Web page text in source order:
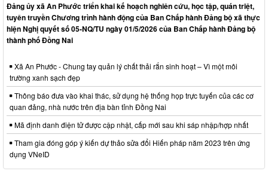
Đảng ủy xã An Phước triển khai kế hoạch nghiên cứu, học tập, quán triệt,
tuyên truyền Chương trình hành động của Ban Chấp hành Đảng bộ xã thực
hiện Nghị quyết số 05-NQ/TU ngày 01/5/2026 của Ban Chấp hành Đảng bộ
thành phố Đồng Nai
Xã An Phước - Chung tay quản lý chất thải rắn sinh hoạt – Vì một môi
trường xanh sạch đẹp
Thông báo đưa vào khai thác, sử dụng hệ thống họp trực tuyến của các cơ
quan đảng, nhà nước trên địa bàn tỉnh Đồng Nai
Mã định danh điện tử được cập nhật, cấp mới sau khi sáp nhập/hợp nhất
Tham gia đóng góp ý kiến dự thảo sửa đổi Hiến pháp năm 2023 trên ứng
dụng VNeID